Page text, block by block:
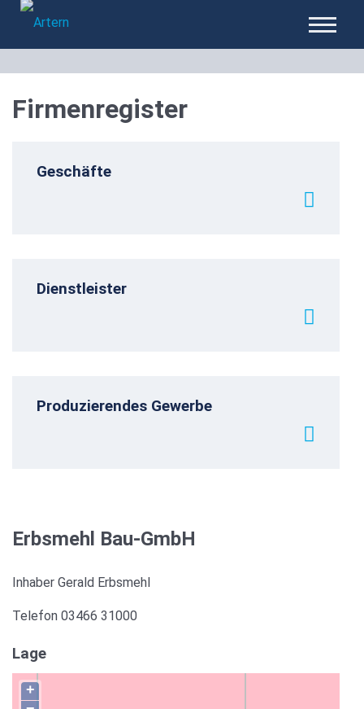
Firmenregister
Geschäfte
Dienstleister
Produzierendes Gewerbe
Erbsmehl Bau-GmbH
Inhaber Gerald Erbsmehl
Telefon 03466 31000
Lage
+